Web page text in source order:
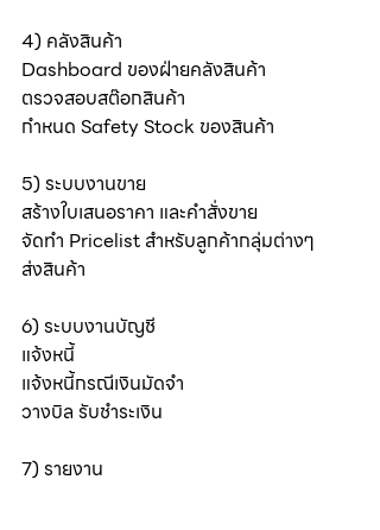
4) คลังสินค้า
Dashboard ของฝ่ายคลังสินค้า
ตรวจสอบสต๊อกสินค้า
กำหนด Safety Stock ของสินค้า
5) ระบบงานขาย
สร้างใบเสนอราคา และคำสั่งขาย
จัดทำ Pricelist สำหรับลูกค้ากลุ่มต่างๆ
ส่งสินค้า
6) ระบบงานบัญชี
แจ้งหนี้
แจ้งหนี้กรณีเงินมัดจำ
วางบิล รับชำระเงิน
7) รายงาน